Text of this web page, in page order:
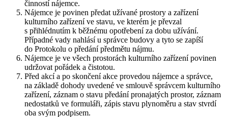
činností nájemce.
Nájemce je povinen předat užívané prostory a zařízení
kulturního zařízení ve stavu, ve kterém je převzal
s přihlédnutím k běžnému opotřebení za dobu užívání.
Případné vady nahlásí u správce budovy a tyto se zapíší
do Protokolu o předání předmětu nájmu.
Nájemce je ve všech prostorách kulturního zařízení povinen
udržovat pořádek a čistotou.
Před akcí a po skončení akce provedou nájemce a správce,
na základě dohody uvedené ve smlouvě správcem kulturního
zařízení, záznam o stavu předání pronajatých prostor, záznam
nedostatků ve formuláři, zápis stavu plynoměru a stav stvrdí
oba svým podpisem.